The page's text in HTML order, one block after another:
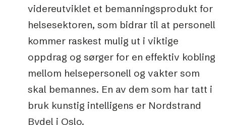
videreutviklet et bemanningsprodukt for
helsesektoren, som bidrar til at personell
kommer raskest mulig ut i viktige
oppdrag og sørger for en effektiv kobling
mellom helsepersonell og vakter som
skal bemannes. En av dem som har tatt i
bruk kunstig intelligens er Nordstrand
Bydel i Oslo.